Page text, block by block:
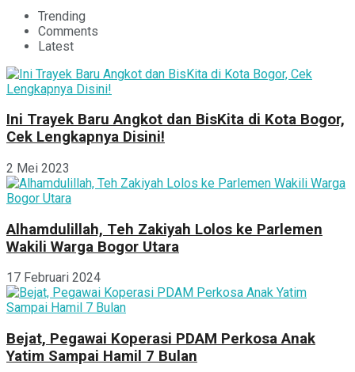
Trending
Comments
Latest
Ini Trayek Baru Angkot dan BisKita di Kota Bogor,
Cek Lengkapnya Disini!
2 Mei 2023
Alhamdulillah, Teh Zakiyah Lolos ke Parlemen
Wakili Warga Bogor Utara
17 Februari 2024
Bejat, Pegawai Koperasi PDAM Perkosa Anak
Yatim Sampai Hamil 7 Bulan